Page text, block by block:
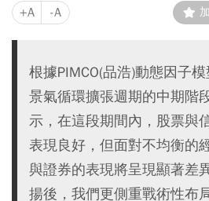
+A -A
根據PIMCO(品浩)動態因子
景氣循環擴張週期的中期階
示，在這段期間內，股票與
表現良好，但面對不均衡的
與證券的表現將呈現顯著差
揚後，我們更側重戰術性布